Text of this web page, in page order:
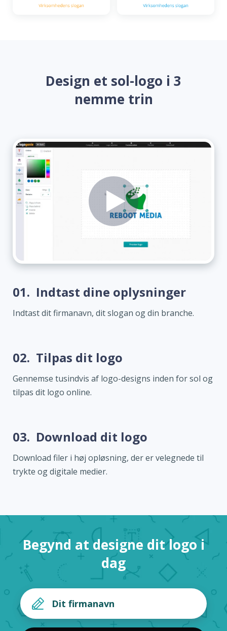
Design et sol-logo i 3
nemme trin
01. Indtast dine oplysninger
Indtast dit firmanavn, dit slogan og din branche.
02. Tilpas dit logo
Gennemse tusindvis af logo-designs inden for sol og
tilpas dit logo online.
03. Download dit logo
Download filer i høj opløsning, der er velegnede til
trykte og digitale medier.
Begynd at designe dit logo i
dag